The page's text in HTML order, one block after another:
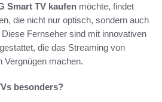
Smart TV kaufen möchte, findet
die nicht nur optisch, sondern auch
Fernseher sind mit innovativen
die das Streaming von
Vergnügen machen.
besonders?